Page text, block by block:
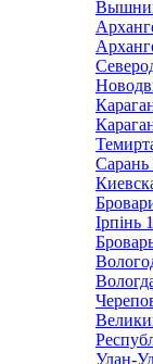
Сарань
Ірпінь
Улан-